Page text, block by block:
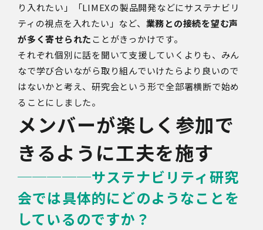
り入れたい」「LIMEXの製品開発などにサステナビリ
ティの視点を入れたい」など、 業務との接続を望む声
が多く寄せられたことがきっかけです。
それぞれ個別に話を聞いて支援していくよりも、みん
なで学び合いながら取り組んでいけたらより良いので
はないかと考え、研究会という形で全部署横断で始め
ることにしました。
メンバーが楽しく参加で
きるように工夫を施す
─────サステナビリティ研究
会では具体的にどのようなことを
しているのですか？